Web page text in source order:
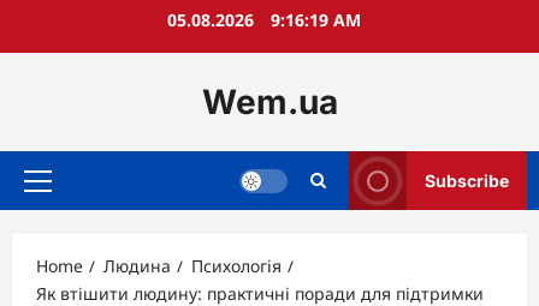
05.08.2026 9:16:20 AM
Wem.ua
Primary
Subscribe
Home Людина
Психологія
Як втішити людину: практичні поради для підтримки